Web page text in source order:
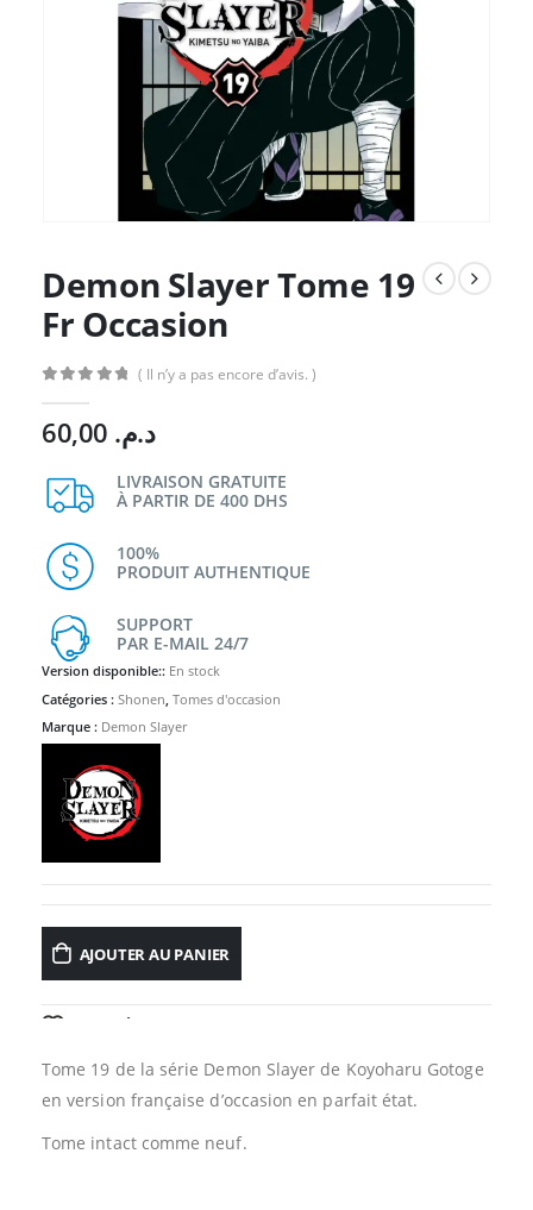
Demon Slayer Tome 19
Fr Occasion
( Il n’y a pas encore d’avis. )
د.م.
LIVRAISON GRATUITE
À PARTIR DE 400 DHS
100%
PRODUIT AUTHENTIQUE
SUPPORT
PAR E-MAIL 24/7
Version disponible:: En stock
Catégories : Shonen Tomes d'occasion
Marque : Demon Slayer
AJOUTER AU PANIER
AJOUTER À LA LISTE D’ENVIES
Tome 19 de la série Demon Slayer de Koyoharu Gotoge
en version française d’occasion en parfait état.
Tome intact comme neuf.